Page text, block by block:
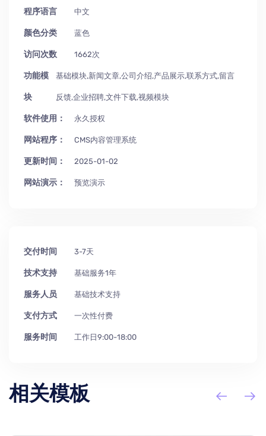
程序语言 中文
颜色分类 蓝色
访问次数 1662次
功能模
块
基础模块,新闻文章,公司介绍,产品展示,联系方式,留言
反馈,企业招聘,文件下载,视频模块
软件使用： 永久授权
网站程序： CMS内容管理系统
更新时间： 2025-01-02
网站演示： 预览演示
交付时间 3-7天
技术支持 基础服务1年
服务人员 基础技术支持
支付方式 一次性付费
服务时间 工作日9:00-18:00
相关模板